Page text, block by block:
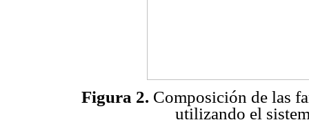
Figura 2. Composición de las
utilizando el